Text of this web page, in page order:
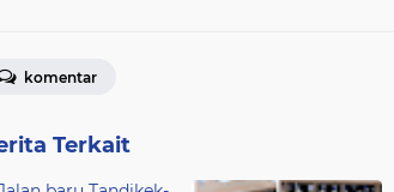
komentar
Terkait